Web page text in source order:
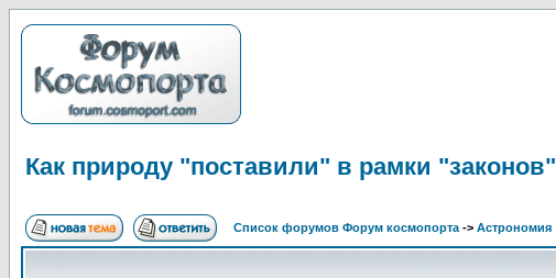
Как природу "поставили" в рамки "законов"
Список форумов Форум космопорта -> Астрономия